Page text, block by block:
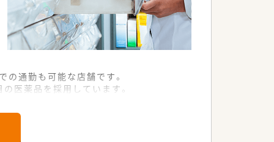
通勤も可能な店舗です。
医薬品を採用しています。